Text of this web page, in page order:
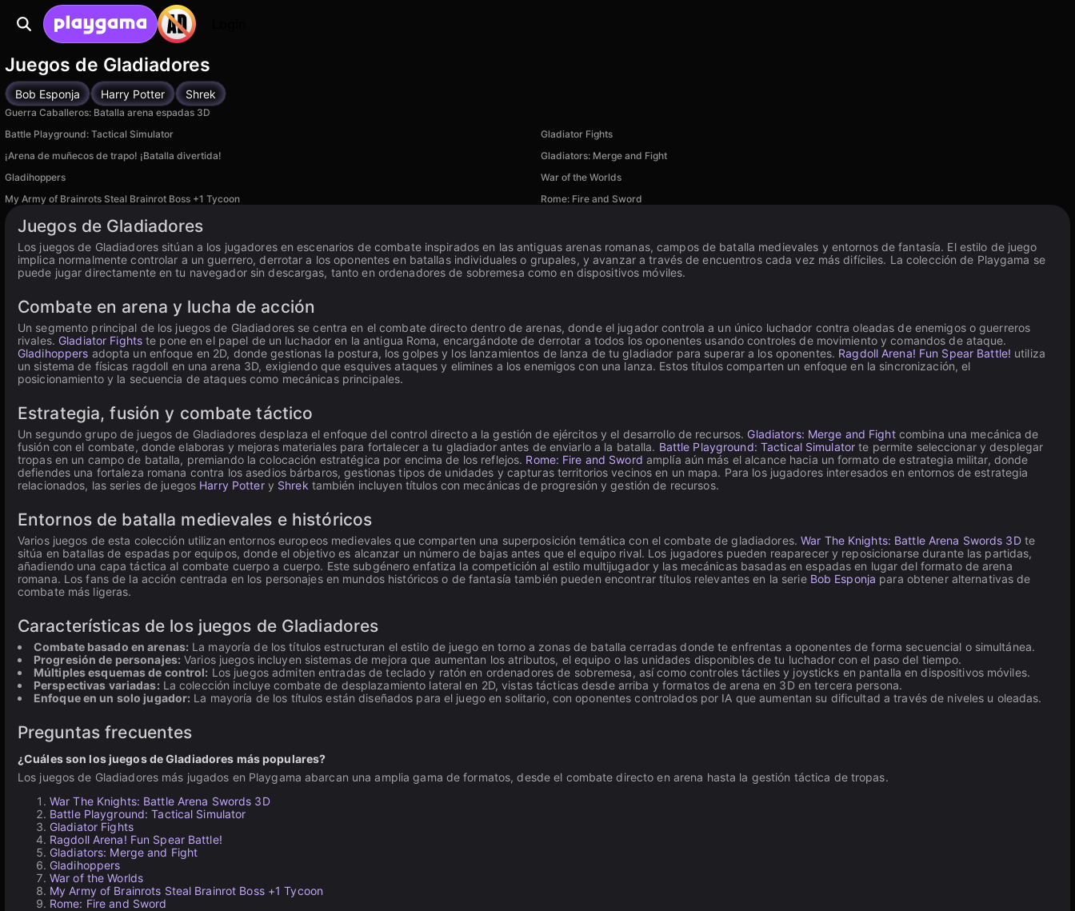
Juegos de Gladiadores
Bob Esponja Harry Potter Shrek
Guerra Caballeros: Batalla arena espadas 3D
Battle Playground: Tactical Simulator
Gladiator Fights
¡Arena de muñecos de trapo! ¡Batalla divertida!
Gladiators: Merge and Fight
Gladihoppers
War of the Worlds
My Army of Brainrots Steal Brainrot Boss +1 Tycoon
Rome: Fire and Sword
Juegos de Gladiadores
Los juegos de Gladiadores sitúan a los jugadores en escenarios de combate inspirados en las antiguas arenas romanas, campos de batalla medievales y entornos de fantasía. El estilo de juego
implica normalmente controlar a un guerrero, derrotar a los oponentes en batallas individuales o grupales, y avanzar a través de encuentros cada vez más difíciles. La colección de Playgama se
puede jugar directamente en tu navegador sin descargas, tanto en ordenadores de sobremesa como en dispositivos móviles.
Combate en arena y lucha de acción
Un segmento principal de los juegos de Gladiadores se centra en el combate directo dentro de arenas, donde el jugador controla a un único luchador contra oleadas de enemigos o guerreros
rivales. Gladiator Fights te pone en el papel de un luchador en la antigua Roma, encargándote de derrotar a todos los oponentes usando controles de movimiento y comandos de ataque.
Gladihoppers adopta un enfoque en 2D, donde gestionas la postura, los golpes y los lanzamientos de lanza de tu gladiador para superar a los oponentes. Ragdoll Arena! Fun Spear Battle! utiliza
un sistema de físicas ragdoll en una arena 3D, exigiendo que esquives ataques y elimines a los enemigos con una lanza. Estos títulos comparten un enfoque en la sincronización, el
posicionamiento y la secuencia de ataques como mecánicas principales.
Estrategia, fusión y combate táctico
Un segundo grupo de juegos de Gladiadores desplaza el enfoque del control directo a la gestión de ejércitos y el desarrollo de recursos. Gladiators: Merge and Fightcombina una mecánica de
fusión con el combate, donde elaboras y mejoras materiales para fortalecer a tu gladiador antes de enviarlo a la batalla. Battle Playground: Tactical Simulator te permite seleccionar y desplegar
tropas en un campo de batalla, premiando la colocación estratégica por encima de los reflejos. Rome: Fire and Sword amplía aún más el alcance hacia un formato de estrategia militar, donde
defiendes una fortaleza romana contra los asedios bárbaros, gestionas tipos de unidades y capturas territorios vecinos en un mapa. Para los jugadores interesados en entornos de estrategia
relacionados, las series de juegos Harry Pottery Shrek también incluyen títulos con mecánicas de progresión y gestión de recursos.
Entornos de batalla medievales e históricos
Varios juegos de esta colección utilizan entornos europeos medievales que comparten una superposición temática con el combate de gladiadores.War The Knights: Battle Arena Swords 3Dte
sitúa en batallas de espadas por equipos, donde el objetivo es alcanzar un número de bajas antes que el equipo rival. Los jugadores pueden reaparecer y reposicionarse durante las partidas,
añadiendo una capa táctica al combate cuerpo a cuerpo. Este subgénero enfatiza la competición al estilo multijugador y las mecánicas basadas en espadas en lugar del formato de arena
romana. Los fans de la acción centrada en los personajes en mundos históricos o de fantasía también pueden encontrar títulos relevantes en la serie Bob Esponja para obtener alternativas de
combate más ligeras.
Características de los juegos de Gladiadores
Combate basado en arenas: La mayoría de los títulos estructuran el estilo de juego en torno a zonas de batalla cerradas donde te enfrentas a oponentes de forma secuencial o simultánea.
Progresión de personajes: Varios juegos incluyen sistemas de mejora que aumentan los atributos, el equipo o las unidades disponibles de tu luchador con el paso del tiempo.
Múltiples esquemas de control: Los juegos admiten entradas de teclado y ratón en ordenadores de sobremesa, así como controles táctiles y joysticks en pantalla en dispositivos móviles.
Perspectivas variadas: La colección incluye combate de desplazamiento lateral en 2D, vistas tácticas desde arriba y formatos de arena en 3D en tercera persona.
Enfoque en un solo jugador: La mayoría de los títulos están diseñados para el juego en solitario, con oponentes controlados por IA que aumentan su dificultad a través de niveles u oleadas.
Preguntas frecuentes
¿Cuáles son los juegos de Gladiadores más populares?
Los juegos de Gladiadores más jugados en Playgama abarcan una amplia gama de formatos, desde el combate directo en arena hasta la gestión táctica de tropas.
War The Knights: Battle Arena Swords 3D
Battle Playground: Tactical Simulator
Gladiator Fights
Ragdoll Arena! Fun Spear Battle!
Gladiators: Merge and Fight
Gladihoppers
War of the Worlds
My Army of Brainrots Steal Brainrot Boss +1 Tycoon
Rome: Fire and Sword